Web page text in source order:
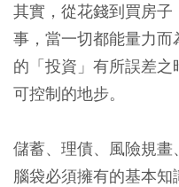
其實，從花錢到買房
事，當一切都能量力
的「投資」有所誤差
可控制的地步。
儲蓄、理債、風險規
腦袋必須擁有的基本